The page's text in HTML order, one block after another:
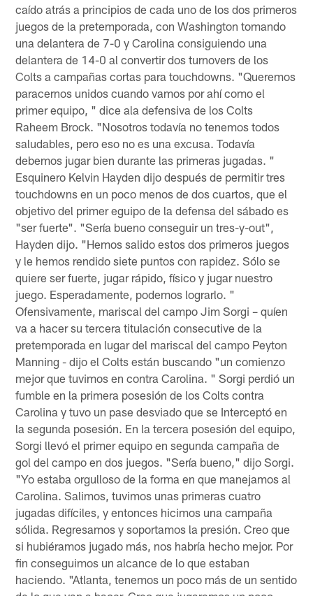
caído atrás a principios de cada uno de los dos primeros
juegos de la pretemporada, con Washington tomando
una delantera de 7-0 y Carolina consiguiendo una
delantera de 14-0 al convertir dos turnovers de los
Colts a campañas cortas para touchdowns. "Queremos
paracernos unidos cuando vamos por ahí como el
primer equipo, " dice ala defensiva de los Colts
Raheem Brock. "Nosotros todavía no tenemos todos
saludables, pero eso no es una excusa. Todavía
debemos jugar bien durante las primeras jugadas. "
Esquinero Kelvin Hayden dijo después de permitir tres
touchdowns en un poco menos de dos cuartos, que el
objetivo del primer eguipo de la defensa del sábado es
"ser fuerte". "Sería bueno conseguir un tres-y-out",
Hayden dijo. "Hemos salido estos dos primeros juegos
y le hemos rendido siete puntos con rapidez. Sólo se
quiere ser fuerte, jugar rápido, físico y jugar nuestro
juego. Esperadamente, podemos lograrlo. "
Ofensivamente, mariscal del campo Jim Sorgi – quíen
va a hacer su tercera titulación consecutive de la
pretemporada en lugar del mariscal del campo Peyton
Manning - dijo el Colts están buscando "un comienzo
mejor que tuvimos en contra Carolina. " Sorgi perdió un
fumble en la primera posesión de los Colts contra
Carolina y tuvo un pase desviado que se Interceptó en
la segunda posesión. En la tercera posesión del equipo,
Sorgi llevó el primer equipo en segunda campaña de
gol del campo en dos juegos. "Sería bueno," dijo Sorgi.
"Yo estaba orgulloso de la forma en que manejamos al
Carolina. Salimos, tuvimos unas primeras cuatro
jugadas difíciles, y entonces hicimos una campaña
sólida. Regresamos y soportamos la presión. Creo que
si hubiéramos jugado más, nos habría hecho mejor. Por
fin conseguimos un alcance de lo que estaban
haciendo. "Atlanta, tenemos un poco más de un sentido